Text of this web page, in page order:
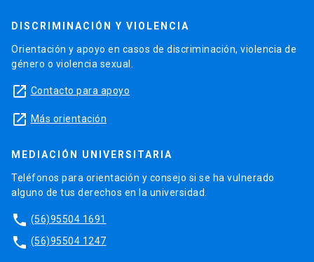
DISCRIMINACIÓN Y VIOLENCIA
Orientación y apoyo en casos de discriminación, violencia de
género o violencia sexual.
launch Contacto para apoyo
launch Más orientación
MEDIACIÓN UNIVERSITARIA
Teléfonos para orientación y consejo si se ha vulnerado
alguno de tus derechos en la universidad.
phone (56)95504 1691
phone (56)95504 1247